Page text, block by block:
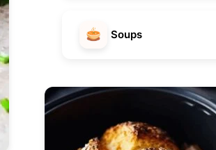
Soups